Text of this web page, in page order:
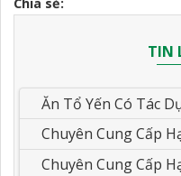
TIN
Ăn Tổ Yến Có Tác
Chuyên Cung Cấp